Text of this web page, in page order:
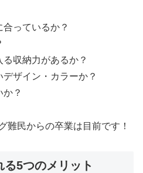
っているか？
収納力があるか？
ザイン・カラーか？
？
難民からの卒業は目前です！
5つのメリット